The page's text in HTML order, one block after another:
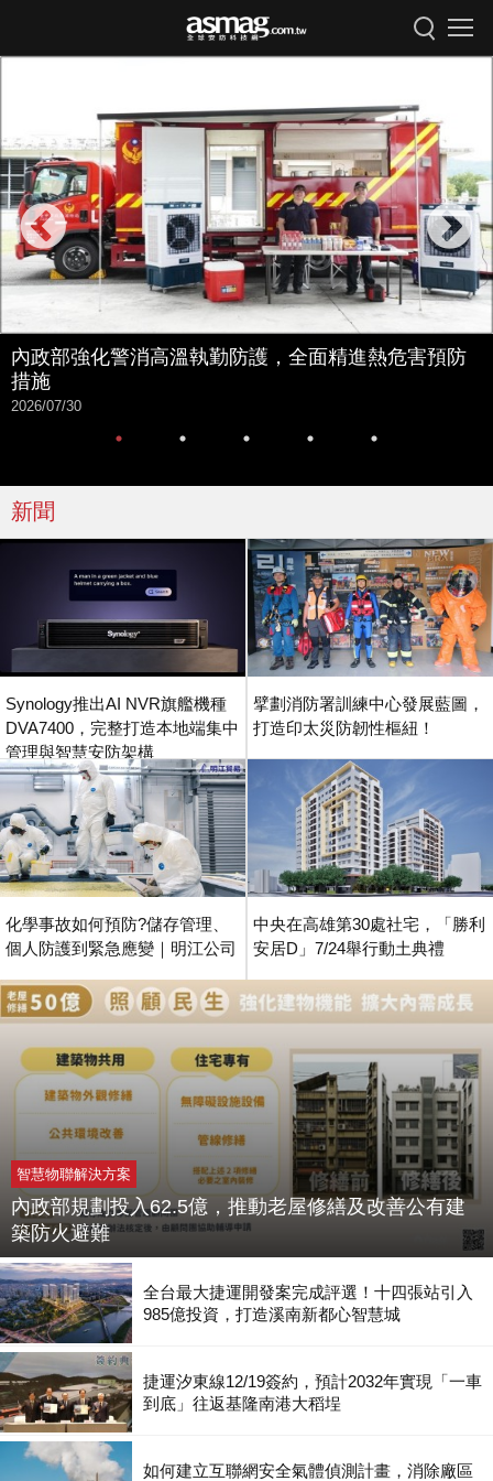
內政部強化警消高溫執勤防護，全面精進熱危害預防
措施
2026/07/30
新聞
Synology推出AI NVR旗艦機種
DVA7400，完整打造本地端集中
管理與智慧安防架構
擘劃消防署訓練中心發展藍圖，
打造印太災防韌性樞紐！
化學事故如何預防?儲存管理、
個人防護到緊急應變｜明江公司
中央在高雄第30處社宅，「勝利
安居D」7/24舉行動土典禮
智慧物聯解決方案
內政部規劃投入62.5億，推動老屋修繕及改善公有建
築防火避難
全台最大捷運開發案完成評選！十四張站引入
985億投資，打造溪南新都心智慧城
捷運汐東線12/19簽約，預計2032年實現「一車
到底」往返基隆南港大稻埕
如何建立互聯網安全氣體偵測計畫，消除廠區